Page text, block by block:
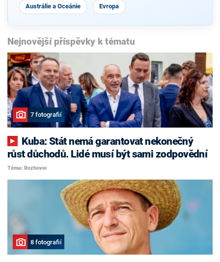
Austrálie a Oceánie Evropa
Nejnovější příspěvky k tématu
7 fotografií
růst důchodů. Lidé musí být sami zodpovědní
Téma: Rozhovor
8 fotografií